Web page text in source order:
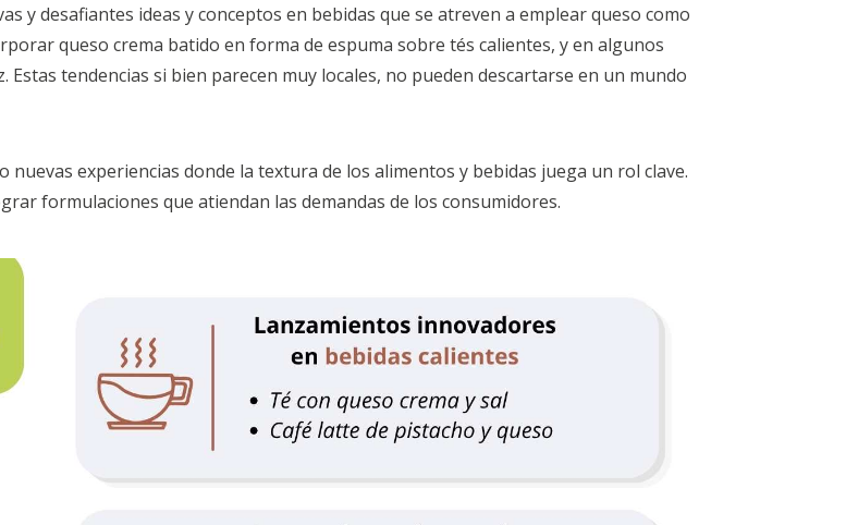
y desafiantes ideas y conceptos en bebidas que se atreven a emplear queso como
queso crema batido en forma de espuma sobre tés calientes, y en algunos
tendencias si bien parecen muy locales, no pueden descartarse en un mundo
experiencias donde la textura de los alimentos y bebidas juega un rol clave.
formulaciones que atiendan las demandas de los consumidores.